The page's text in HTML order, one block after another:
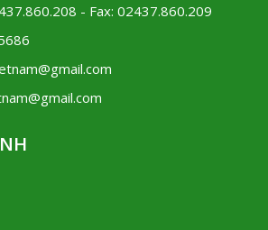
- Fax: 02437.860.209